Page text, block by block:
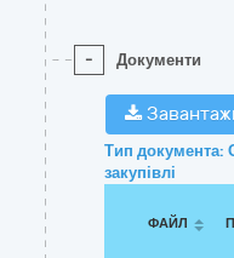
- Документи
Тип документа:
закупівлі
ФАЙЛ